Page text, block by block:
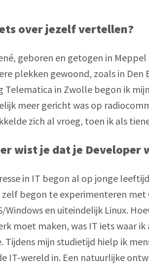
over jezelf vertellen?
geboren en getogen in
plekken gewoond, zoals in Den
Telematica in Zwolle begon ik
meer gericht was op
zich al vroeg, toen ik als
wist je dat je Developer
in IT begon al op jonge
zelf begon te experimenteren
Windows en uiteindelijk Linux.
moet maken, was IT iets waar
Tijdens mijn studietijd hielp ik
IT-wereld in. Een natuurlijke